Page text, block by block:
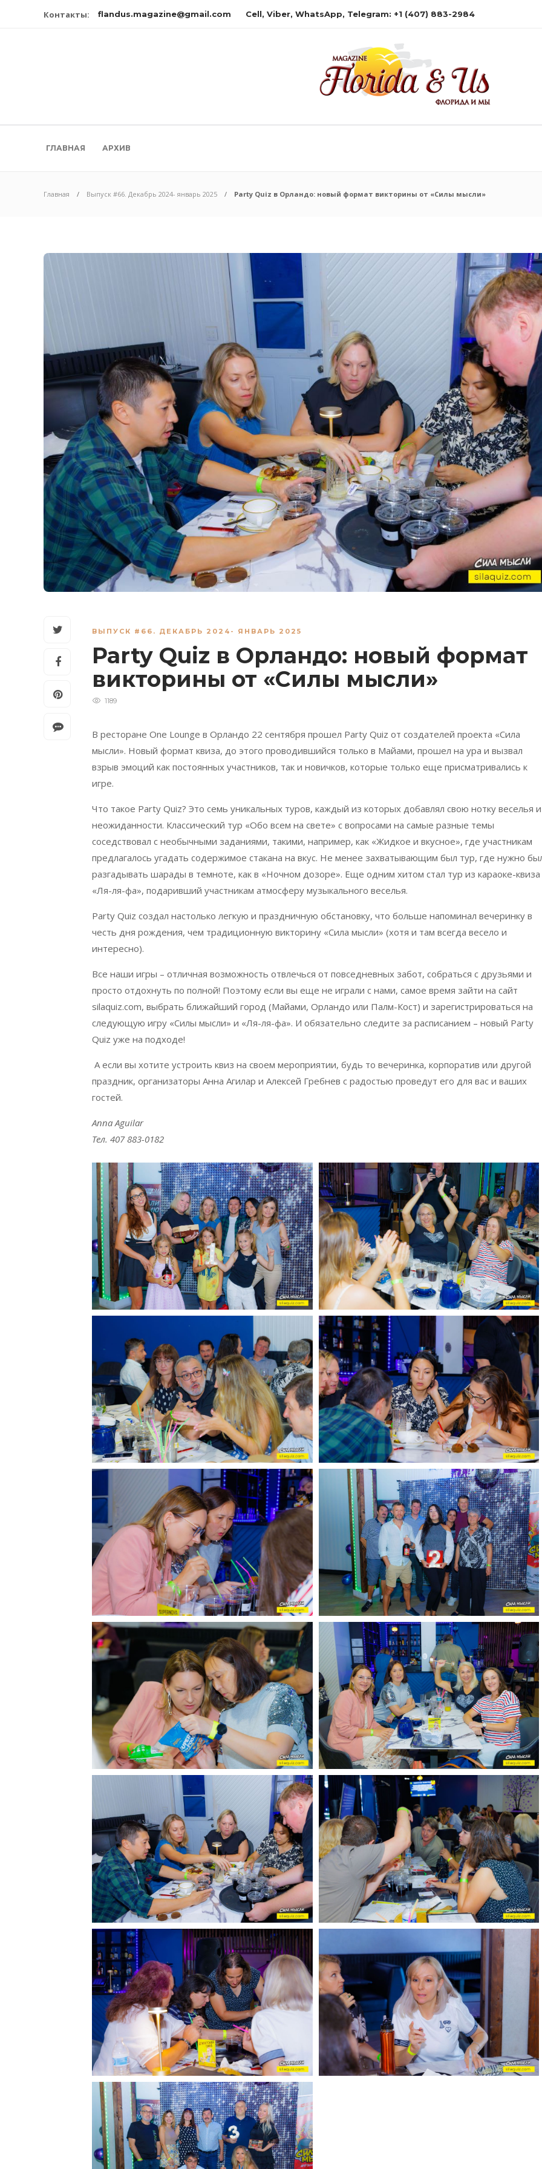
Контакты: flandus.magazine@gmail.com Cell, Viber, WhatsApp, Telegram: +1 (407) 883-2984
ГЛАВНАЯ АРХИВ
Главная Выпуск #66. Декабрь 2024- январь 2025 Party Quiz в Орландо: новый формат викторины от «Силы мысли»
ВЫПУСК #66. ДЕКАБРЬ 2024- ЯНВАРЬ 2025
Party Quiz в Орландо: новый формат
викторины от «Силы мысли»
1189
В ресторане One Lounge в Орландо 22 сентября прошел Party Quiz от создателей проекта «Сила
мысли». Новый формат квиза, до этого проводившийся только в Майами, прошел на ура и вызвал
взрыв эмоций как постоянных участников, так и новичков, которые только еще присматривались к
игре.
Что такое Party Quiz? Это семь уникальных туров, каждый из которых добавлял свою нотку веселья и
неожиданности. Классический тур «Обо всем на свете» с вопросами на самые разные темы
соседствовал с необычными заданиями, такими, например, как «Жидкое и вкусное», где участникам
предлагалось угадать содержимое стакана на вкус. Не менее захватывающим был тур, где нужно
разгадывать шарады в темноте, как в «Ночном дозоре». Еще одним хитом стал тур из караоке-квиза
«Ля-ля-фа», подаривший участникам атмосферу музыкального веселья.
Party Quiz создал настолько легкую и праздничную обстановку, что больше напоминал вечеринку в
честь дня рождения, чем традиционную викторину «Сила мысли» (хотя и там всегда весело и
интересно).
Все наши игры – отличная возможность отвлечься от повседневных забот, собраться с друзьями и
просто отдохнуть по полной! Поэтому если вы еще не играли с нами, самое время зайти на сайт
silaquiz.com, выбрать ближайший город (Майами, Орландо или Палм-Кост) и зарегистрироваться на
следующую игру «Силы мысли» и «Ля-ля-фа». И обязательно следите за расписанием – новый Party
Quiz уже на подходе!
А если вы хотите устроить квиз на своем мероприятии, будь то вечеринка, корпоратив или другой
праздник, организаторы Анна Агилар и Алексей Гребнев с радостью проведут его для вас и ваших
гостей.
Anna Aguilar
Тел. 407 883-0182